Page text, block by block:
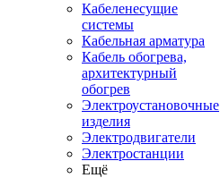
Кабеленесущие
системы
Кабельная арматура
Кабель обогрева,
архитектурный
обогрев
Электроустановочные
изделия
Электродвигатели
Электростанции
Ещё